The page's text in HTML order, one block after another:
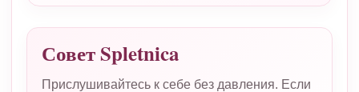
Совет Spletnica
Прислушивайтесь к себе без давления. Если